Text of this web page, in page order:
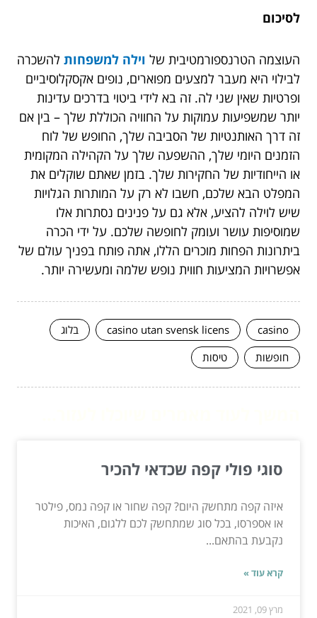
לסיכום
העוצמה הטרנספורמטיבית של וילה למשפחות להשכרה
לבילוי היא מעבר למצעים מפוארים, נופים אקסקלוסיביים
ופרטיות שאין שני לה. זה בא לידי ביטוי בדרכים עדינות
יותר שמשפיעות עמוקות על החוויה הכוללת שלך – בין אם
זה דרך האותנטיות של הסביבה שלך, החופש של לוח
הזמנים היומי שלך, ההשפעה שלך על הקהילה המקומית
או הייחודיות של החקירות שלך. בזמן שאתם שוקלים את
המפלט הבא שלכם, חשבו לא רק על המותרות הגלויות
שיש לוילה להציע, אלא גם על פנינים נסתרות אלו
שמוסיפות עושר ועומק לחופשה שלכם. על ידי הכרה
ביתרונות הפחות מוכרים הללו, אתה פותח בפניך עולם של
אפשרויות המציעות חווית נופש שלמה ומעשירה יותר.
casino
casino utan svensk licens
בלוג
חופשות
טיסות
סוגי פולי קפה שכדאי להכיר
איזה קפה מתחשק היום? קפה שחור או קפה נמס, פילטר
או אספרסו, בכל סוג שמתחשק לכם ללגום, האיכות
נקבעת בהתאם...
קרא עוד »
מרץ 09, 2021